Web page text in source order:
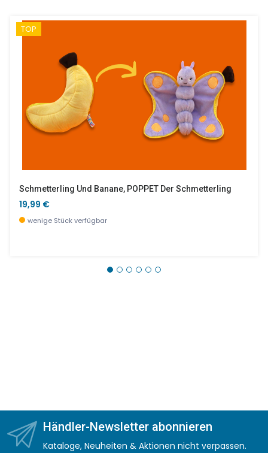
TOP
Schmetterling Und Banane, POPPET Der Schmetterling
19,99 €
wenige Stück verfügbar
Händler-Newsletter abonnieren
Kataloge, Neuheiten & Aktionen nicht verpassen.